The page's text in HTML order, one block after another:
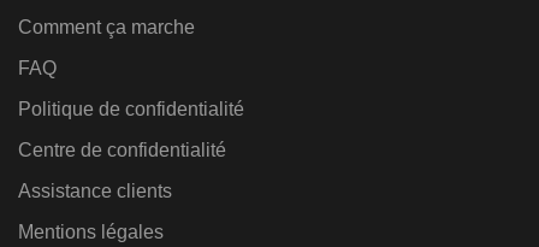
Comment ça marche
FAQ
Politique de confidentialité
Centre de confidentialité
Assistance clients
Mentions légales